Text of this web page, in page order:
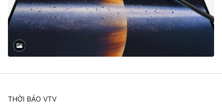
Sản phẩm
Thị trường
Tư vấn
Lịch phát sóng
Chuyên mục khác
Emagazine Podcast
THỜI BÁO VTV